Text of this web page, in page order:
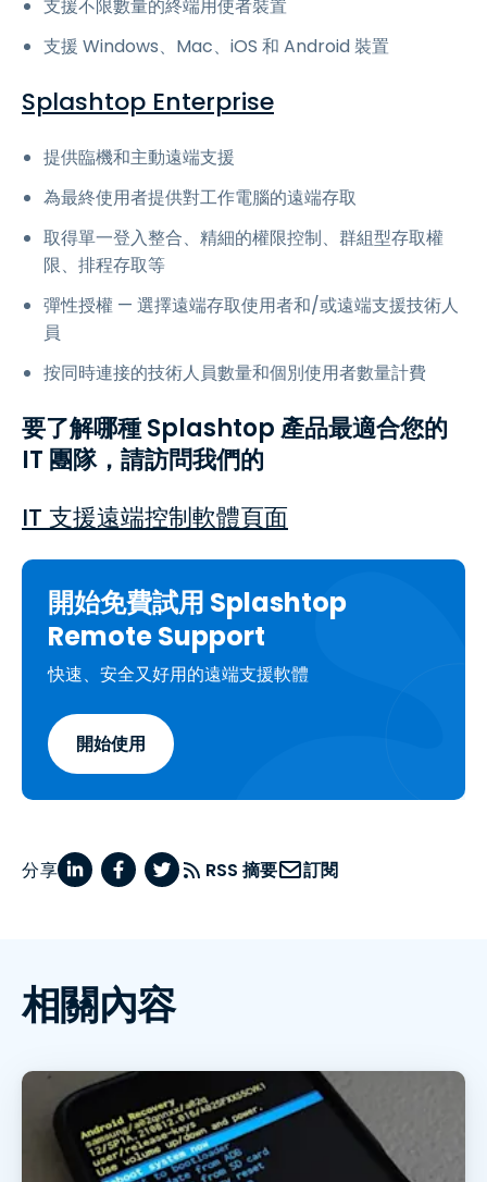
支援不限數量的終端用使者裝置
支援 Windows、Mac、iOS 和 Android 裝置
Splashtop Enterprise
提供臨機和主動遠端支援
為最終使用者提供對工作電腦的遠端存取
取得單一登入整合、精細的權限控制、群組型存取權
限、排程存取等
彈性授權 — 選擇遠端存取使用者和/或遠端支援技術人
員
按同時連接的技術人員數量和個別使用者數量計費
要了解哪種 Splashtop 產品最適合您的
IT 團隊，請訪問我們的
IT 支援遠端控制軟體頁面
開始免費試用 Splashtop
Remote Support
快速、安全又好用的遠端支援軟體
開始使用
分享 RSS 摘要 訂閱
相關內容